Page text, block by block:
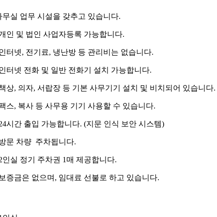
무실 업무 시설을 갖추고 있습니다.
인 및 법인 사업자등록 가능합니다.
터넷, 전기료, 냉난방 등 관리비는 없습니다.
터넷 전화 및 일반 전화기 설치 가능합니다.
상, 의자, 서랍장 등 기본 사무기기 설치 및 비치되어 있습니다.
스, 복사 등 사무용 기기 사용할 수 있습니다.
시간 출입 가능합니다. (지문 인식 보안 시스템)
문 차량 주차됩니다.
인실 정기 주차권 1매 제공합니다.
증금은 없으며, 임대료 선불로 하고 있습니다.